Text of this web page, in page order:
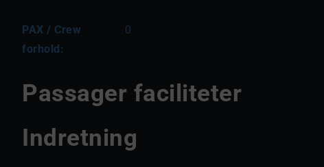
PAX / Crew
forhold:
0
Passager faciliteter
Indretning